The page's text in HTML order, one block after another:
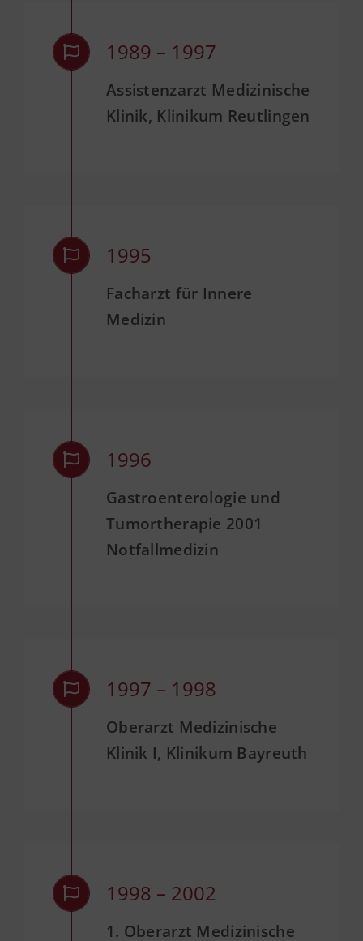
1989 – 1997
Assistenzarzt Medizinische
Klinik, Klinikum Reutlingen
1995
Facharzt für Innere
Medizin
1996
Gastroenterologie und
Tumortherapie 2001
Notfallmedizin
1997 – 1998
Oberarzt Medizinische
Klinik I, Klinikum Bayreuth
1998 – 2002
1. Oberarzt Medizinische